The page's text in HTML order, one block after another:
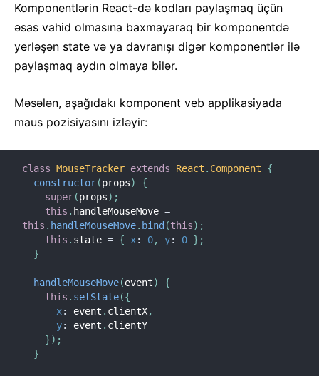
Komponentlərin React-də kodları paylaşmaq üçün
əsas vahid olmasına baxmayaraq bir komponentdə
yerləşən state və ya davranışı digər komponentlər ilə
paylaşmaq aydın olmaya bilər.
Məsələn, aşağıdakı komponent veb applikasiyada
maus pozisiyasını izləyir:
class MouseTracker extends React . Component
{
constructor(props)
{
super(props) ;
this . handleMouseMove =
this . handleMouseMove. bind (this) ;
this . state = { x: 0, y: 0 } ;
}
handleMouseMove(event)
{
this . setState({
x: event . clientX,
y: event . clientY
}) ;
}
Portallar
Profayler
ES6-sız React
JSX-siz React
Rekonsilyasiya
Ref-lər və DOM
Strict Rejimi
PropType-lar ilə Tip Yoxlamaları
Kontrolsuz Komponentlər
Veb Komponentlər
API ARAYIŞI
React.Component
ReactDOM